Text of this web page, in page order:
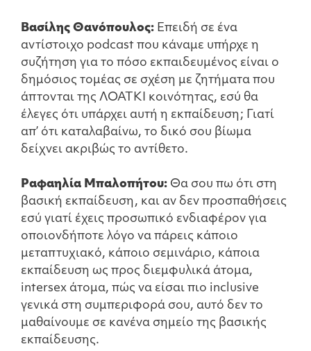
Βασίλης Θανόπουλος: Επειδή σε ένα
αντίστοιχο podcast που κάναμε υπήρχε η
συζήτηση για το πόσο εκπαιδευμένος είναι ο
δημόσιος τομέας σε σχέση με ζητήματα που
άπτονται της ΛΟΑΤΚΙ κοινότητας, εσύ θα
έλεγες ότι υπάρχει αυτή η εκπαίδευση; Γιατί
απ’ ότι καταλαβαίνω, το δικό σου βίωμα
δείχνει ακριβώς το αντίθετο.
Ραφαηλία Μπαλοπήτου: Θα σου πω ότι στη
βασική εκπαίδευση, και αν δεν προσπαθήσεις
εσύ γιατί έχεις προσωπικό ενδιαφέρον για
οποιονδήποτε λόγο να πάρεις κάποιο
μεταπτυχιακό, κάποιο σεμινάριο, κάποια
εκπαίδευση ως προς διεμφυλικά άτομα,
intersex άτομα, πώς να είσαι πιο inclusive
γενικά στη συμπεριφορά σου, αυτό δεν το
μαθαίνουμε σε κανένα σημείο της βασικής
εκπαίδευσης.